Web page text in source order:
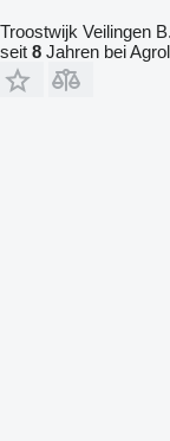
Troostwijk Veilingen
seit 8 Jahren bei